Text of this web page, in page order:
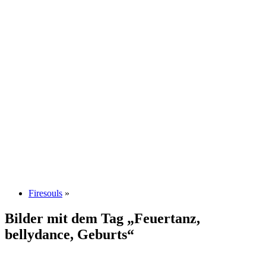
Firesouls »
Bilder mit dem Tag „Feuertanz,
bellydance, Geburts“